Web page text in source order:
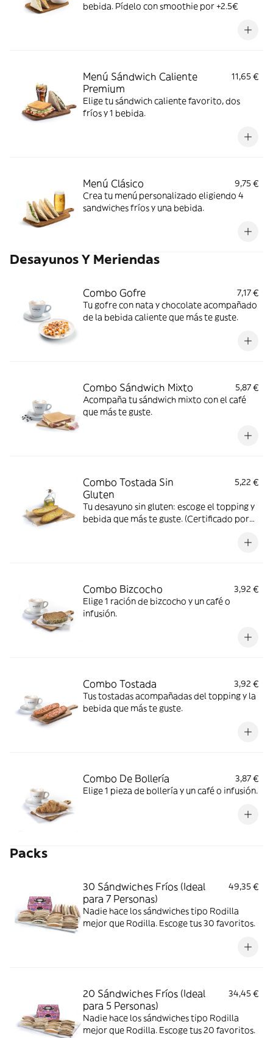
bebida. Pídelo con smoothie por +2.5€
Menú Sándwich Caliente
Premium
11,65 €
Elige tu sándwich caliente favorito, dos
fríos y 1 bebida.
Menú Clásico
9,75 €
Crea tu menú personalizado eligiendo 4
sandwiches fríos y una bebida.
Desayunos Y Meriendas
Combo Gofre
7,17 €
Tu gofre con nata y chocolate acompañado
de la bebida caliente que más te guste.
Combo Sándwich Mixto
5,87 €
Acompaña tu sándwich mixto con el café
que más te guste.
Combo Tostada Sin
Gluten
5,22 €
Tu desayuno sin gluten: escoge el topping y
bebida que más te guste. (Certificado por
Combo Bizcocho
3,92 €
Elige 1 ración de bizcocho y un café o
infusión.
Combo Tostada
3,92 €
Tus tostadas acompañadas del topping y la
bebida que más te guste.
Combo De Bollería
3,87 €
Elige 1 pieza de bollería y un café o infusión.
Packs
30 Sándwiches Fríos (Ideal
para 7 Personas)
49,35 €
Nadie hace los sándwiches tipo Rodilla
mejor que Rodilla. Escoge tus 30 favoritos.
20 Sándwiches Fríos (Ideal
para 5 Personas)
34,45 €
Nadie hace los sándwiches tipo Rodilla
mejor que Rodilla. Escoge tus 20 favoritos.